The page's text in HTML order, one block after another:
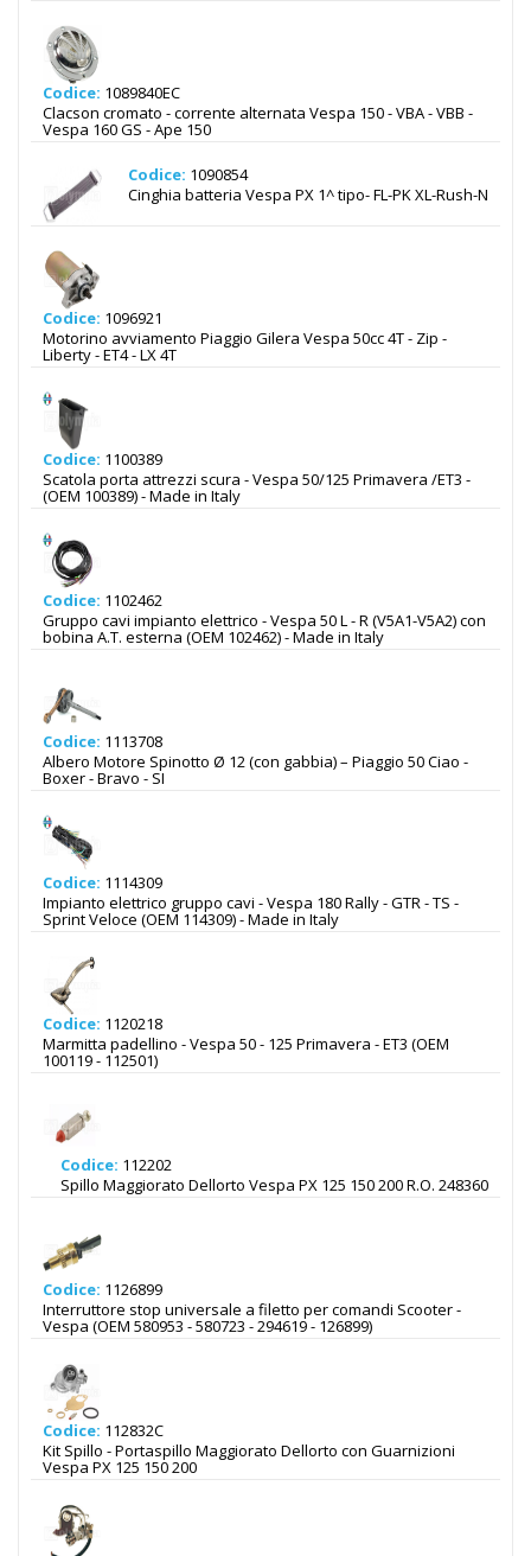
Codice: 1089840EC
Clacson cromato - corrente alternata Vespa 150 - VBA - VBB -
Vespa 160 GS - Ape 150
Codice: 1090854
Cinghia batteria Vespa PX 1^ tipo- FL-PK XL-Rush-N
Codice: 1096921
Motorino avviamento Piaggio Gilera Vespa 50cc 4T - Zip -
Liberty - ET4 - LX 4T
Codice: 1100389
Scatola porta attrezzi scura - Vespa 50/125 Primavera /ET3 -
(OEM 100389) - Made in Italy
Codice: 1102462
Gruppo cavi impianto elettrico - Vespa 50 L - R (V5A1-V5A2) con
bobina A.T. esterna (OEM 102462) - Made in Italy
Codice: 1113708
Albero Motore Spinotto Ø 12 (con gabbia) – Piaggio 50 Ciao -
Boxer - Bravo - SI
Codice: 1114309
Impianto elettrico gruppo cavi - Vespa 180 Rally - GTR - TS -
Sprint Veloce (OEM 114309) - Made in Italy
Codice: 1120218
Marmitta padellino - Vespa 50 - 125 Primavera - ET3 (OEM
100119 - 112501)
Codice: 112202
Spillo Maggiorato Dellorto Vespa PX 125 150 200 R.O. 248360
Codice: 1126899
Interruttore stop universale a filetto per comandi Scooter -
Vespa (OEM 580953 - 580723 - 294619 - 126899)
Codice: 112832C
Kit Spillo - Portaspillo Maggiorato Dellorto con Guarnizioni
Vespa PX 125 150 200